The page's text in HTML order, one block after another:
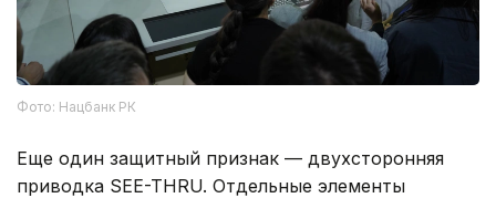
Фото: Нацбанк РК
Еще один защитный признак — двухсторонняя
приводка SEE-THRU. Отдельные элементы